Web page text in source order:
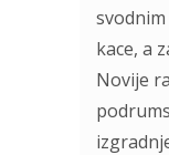
kace, a
Novije